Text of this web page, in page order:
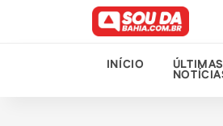
INÍCIO ÚLTIMAS